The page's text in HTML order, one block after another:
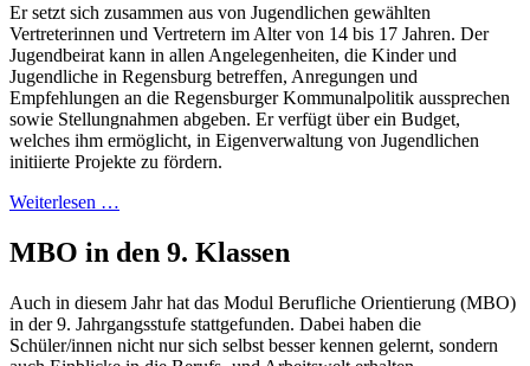
Er setzt sich zusammen aus von Jugendlichen gewählten
Vertreterinnen und Vertretern im Alter von 14 bis 17 Jahren. Der
Jugendbeirat kann in allen Angelegenheiten, die Kinder und
Jugendliche in Regensburg betreffen, Anregungen und
Empfehlungen an die Regensburger Kommunalpolitik aussprechen
sowie Stellungnahmen abgeben. Er verfügt über ein Budget,
welches ihm ermöglicht, in Eigenverwaltung von Jugendlichen
initiierte Projekte zu fördern.
Weiterlesen …
MBO in den 9. Klassen
Auch in diesem Jahr hat das Modul Berufliche Orientierung (MBO)
in der 9. Jahrgangsstufe stattgefunden. Dabei haben die
Schüler/innen nicht nur sich selbst besser kennen gelernt, sondern